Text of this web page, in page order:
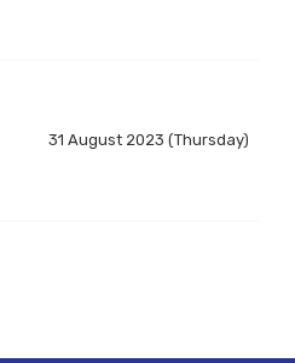
31 August 2023 (Thursday)